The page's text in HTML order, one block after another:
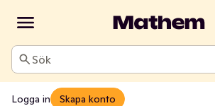
Sök
Logga in Skapa konto